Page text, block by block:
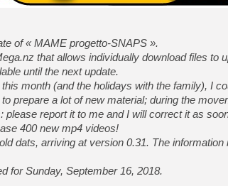
of « MAME progetto-SNAPS ».
that allows individually download files to
until the next update.
month (and the holidays with the family), I
prepare a lot of new material; during the
please report it to me and I will correct it as
400 new mp4 videos!
dats, arriving at version 0.31. The
for Sunday, September 16, 2018.